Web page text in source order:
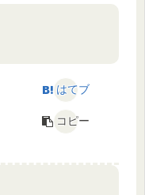
はてブ
コピー